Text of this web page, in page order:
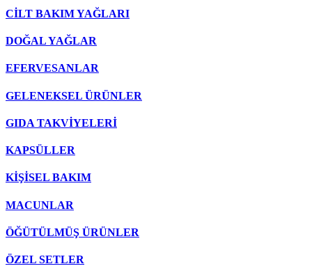
CİLT BAKIM YAĞLARI
DOĞAL YAĞLAR
EFERVESANLAR
GELENEKSEL ÜRÜNLER
GIDA TAKVİYELERİ
KAPSÜLLER
KİŞİSEL BAKIM
MACUNLAR
ÖĞÜTÜLMÜŞ ÜRÜNLER
ÖZEL SETLER